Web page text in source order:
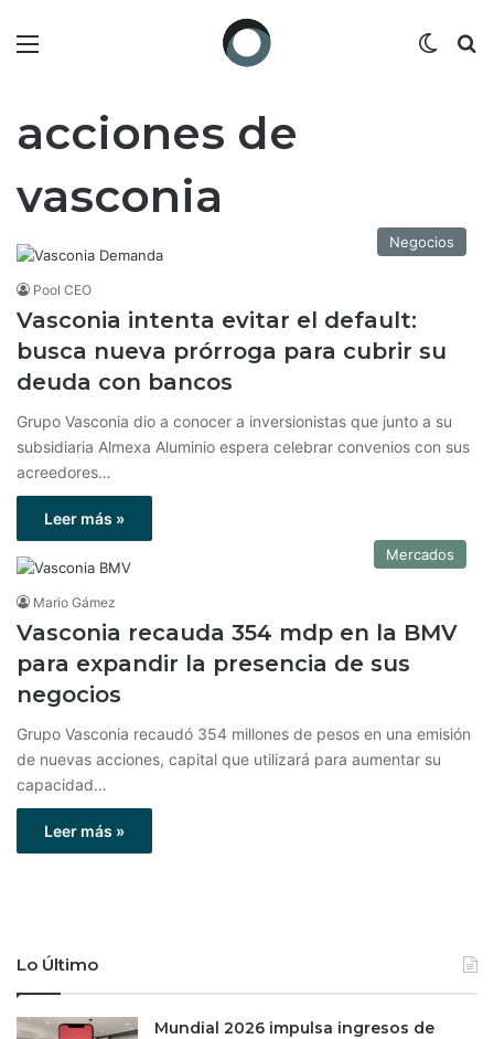
acciones de
vasconia
Negocios
Pool CEO
Vasconia intenta evitar el default:
busca nueva prórroga para cubrir su
deuda con bancos
Grupo Vasconia dio a conocer a inversionistas que junto a su
subsidiaria Almexa Aluminio espera celebrar convenios con sus
acreedores…
Leer más »
Mercados
Mario Gámez
Vasconia recauda 354 mdp en la BMV
para expandir la presencia de sus
negocios
Grupo Vasconia recaudó 354 millones de pesos en una emisión
de nuevas acciones, capital que utilizará para aumentar su
capacidad…
Leer más »
Lo Último
Mundial 2026 impulsa ingresos de